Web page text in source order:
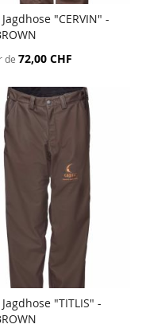
au panier
"CERVIN" -
de 72,00 CHF
au panier
"TITLIS" -